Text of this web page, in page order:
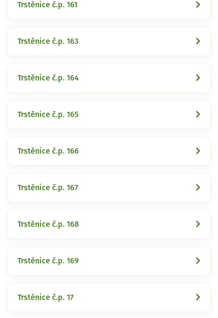
Trstěnice č.p. 161
Trstěnice č.p. 163
Trstěnice č.p. 164
Trstěnice č.p. 165
Trstěnice č.p. 166
Trstěnice č.p. 167
Trstěnice č.p. 168
Trstěnice č.p. 169
Trstěnice č.p. 17